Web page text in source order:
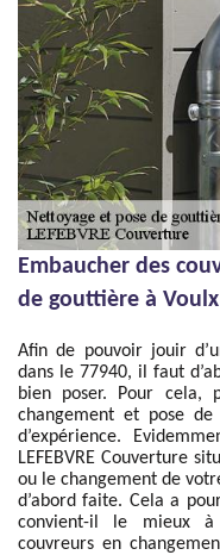
Embaucher des
de gouttière à Voulx
Afin de pouvoir jouir
dans le 77940, il faut
bien poser. Pour cela,
changement et pose
d’expérience.
LEFEBVRE Couverture
ou le changement de
d’abord faite. Cela a
convient-il le mieux
couvreurs en